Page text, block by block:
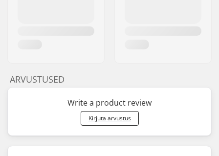
ARVUSTUSED
Write a product review
Kirjuta arvustus